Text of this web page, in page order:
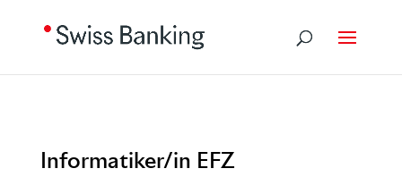
Informatiker/in EFZ